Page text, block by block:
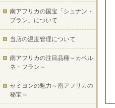
南アフリカの国宝「シュナン・
ブラン」について
当店の温度管理について
南アフリカの注目品種～カベル
ネ・フラン～
セミヨンの魅力～南アフリカの
秘宝～